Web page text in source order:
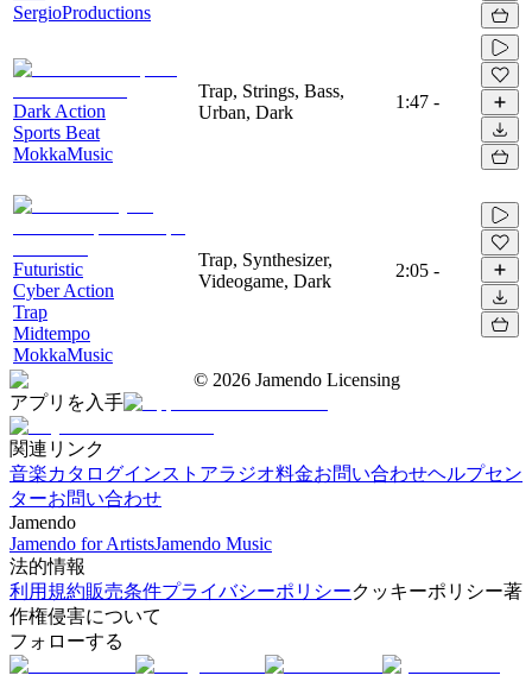
SergioProductions
Dark Action
Sports Beat
MokkaMusic
Trap, Strings, Bass,
Urban, Dark
1:47 -
Futuristic
Cyber Action
Trap
Midtempo
MokkaMusic
Trap, Synthesizer,
Videogame, Dark
2:05 -
© 2026 Jamendo Licensing
アプリを入手
関連リンク
音楽カタログインストアラジオ料金お問い合わせヘルプセン
ターお問い合わせ
Jamendo
Jamendo for ArtistsJamendo Music
法的情報
利用規約販売条件プライバシーポリシークッキーポリシー著
作権侵害について
フォローする